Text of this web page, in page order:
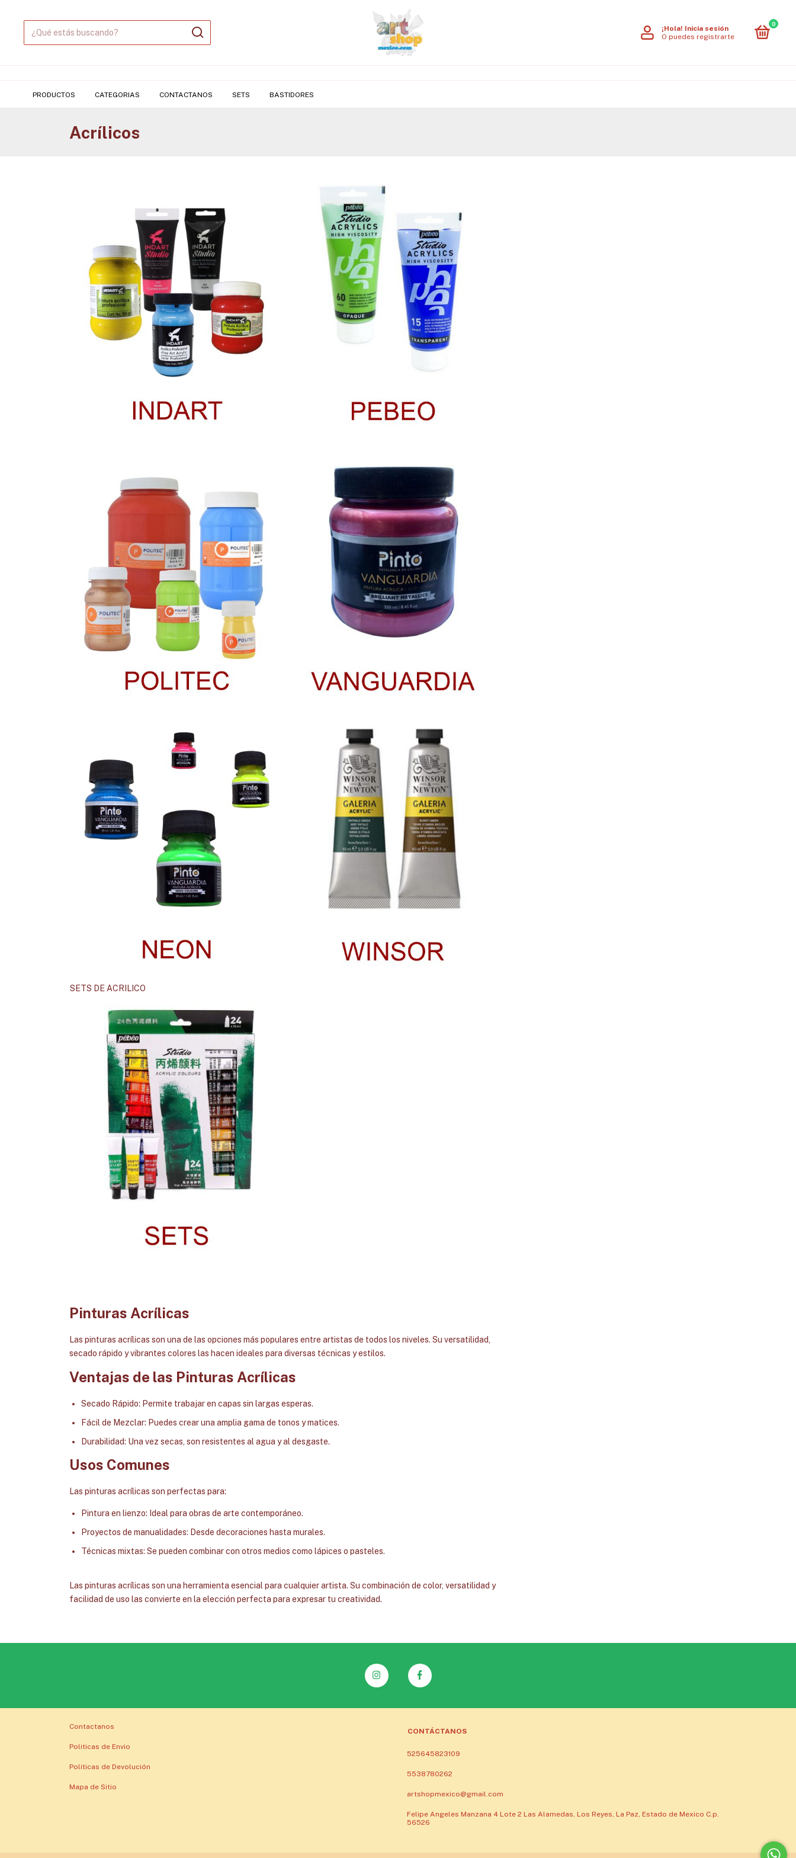
¡Hola! Inicia sesión
O puedes registrarte
0
PRODUCTOS CATEGORIAS CONTACTANOS SETS BASTIDORES
Acrílicos
SETS DE ACRILICO
Pinturas Acrílicas
Las pinturas acrílicas son una de las opciones más populares entre artistas de todos los niveles. Su versatilidad,
secado rápido y vibrantes colores las hacen ideales para diversas técnicas y estilos.
Ventajas de las Pinturas Acrílicas
Secado Rápido: Permite trabajar en capas sin largas esperas.
Fácil de Mezclar: Puedes crear una amplia gama de tonos y matices.
Durabilidad: Una vez secas, son resistentes al agua y al desgaste.
Usos Comunes
Las pinturas acrílicas son perfectas para:
Pintura en lienzo: Ideal para obras de arte contemporáneo.
Proyectos de manualidades: Desde decoraciones hasta murales.
Técnicas mixtas: Se pueden combinar con otros medios como lápices o pasteles.
Las pinturas acrílicas son una herramienta esencial para cualquier artista. Su combinación de color, versatilidad y
facilidad de uso las convierte en la elección perfecta para expresar tu creatividad.
Contactanos
Politicas de Envio
Políticas de Devolución
Mapa de Sitio
CONTÁCTANOS
525645823109
5538780262
artshopmexico@gmail.com
Felipe Angeles Manzana 4 Lote 2 Las Alamedas, Los Reyes, La Paz, Estado de Mexico C.p.
56526